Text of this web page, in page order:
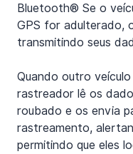
Bluetooth® Se o
GPS for adulterado,
transmitindo seus
Quando outro
rastreador lê os
roubado e os envia
rastreamento,
permitindo que eles